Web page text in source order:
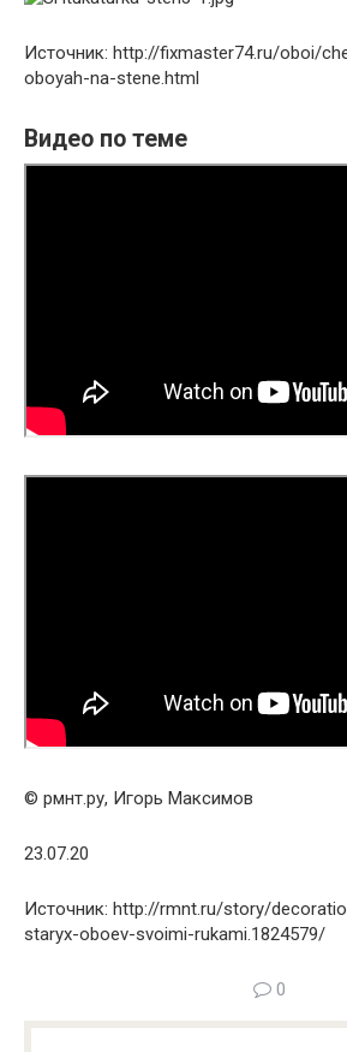
Источник: http://fixmaster74.ru/oboi/
oboyah-na-stene.html
Видео по теме
© рмнт.ру, Игорь Максимов
23.07.20
Источник: http://rmnt.ru/story/
staryx-oboev-svoimi-rukami.1824579/
0